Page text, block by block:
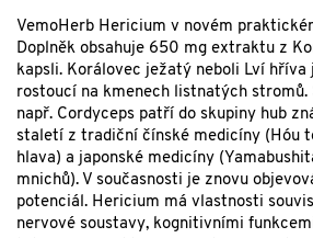
VemoHerb Hericium v novém
Doplněk obsahuje 650 mg extraktu z
kapsli. Korálovec ježatý neboli Lví hříva
rostoucí na kmenech listnatých stromů.
např. Cordyceps patří do skupiny hub
staletí z tradiční čínské medicíny (Hóu
hlava) a japonské medicíny
mnichů). V současnosti je znovu
potenciál. Hericium má vlastnosti
nervové soustavy, kognitivními